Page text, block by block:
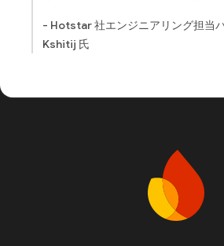
- Hotstar 社エンジニアリング担当
Kshitij 氏